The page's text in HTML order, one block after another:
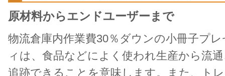
原材料からエンドユーザーまで
物流倉庫内作業費30％ダウンの小冊子プ
ィは、食品などによく使われ生産から流
追跡できることを意味します。また、ト